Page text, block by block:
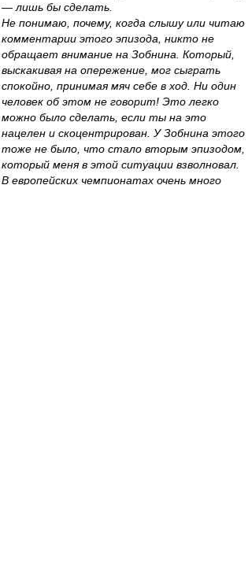
— лишь бы сделать.
Не понимаю, почему, когда слышу или читаю
комментарии этого эпизода, никто не
обращает внимание на Зобнина. Который,
выскакивая на опережение, мог сыграть
спокойно, принимая мяч себе в ход. Ни один
человек об этом не говорит! Это легко
можно было сделать, если ты на это
нацелен и скоцентрирован. У Зобнина этого
тоже не было, что стало вторым эпизодом,
который меня в этой ситуации взволновал.
В европейских чемпионатах очень много